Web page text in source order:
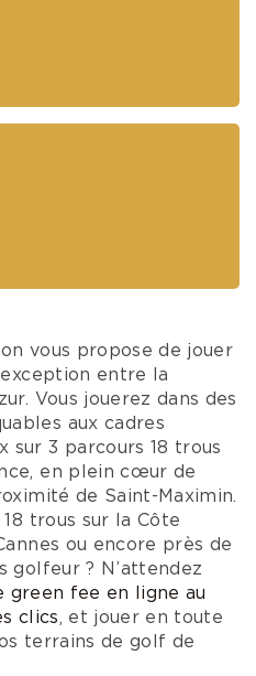
vous propose de jouer
entre la
Vous jouerez dans des
aux cadres
sur 3 parcours 18 trous
en plein cœur de
de Saint-Maximin.
trous sur la Côte
ou encore près de
golfeur ? N’attendez
green fee en ligne au
clics, et jouer en toute
terrains de golf de